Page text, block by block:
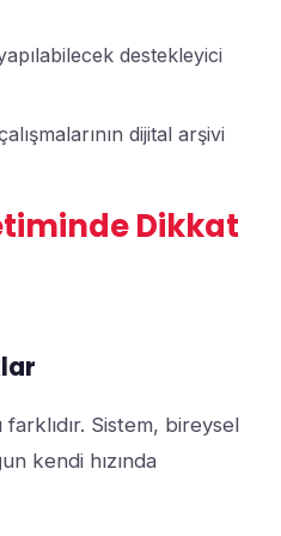
destekleyici
dijital arşivi
Dikkat
Sistem, bireysel
kendi hızında